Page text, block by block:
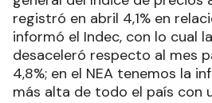
registró en abril 4,1% en
informó el Indec, con lo cual
desaceleró respecto al mes
4,8%; en el NEA tenemos la
más alta de todo el país con